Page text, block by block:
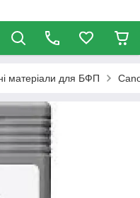
матеріали для БФП